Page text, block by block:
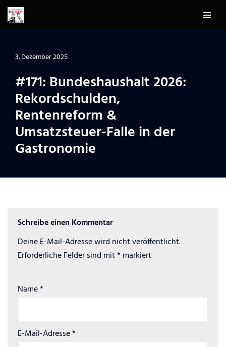
Zum
springen
3. Dezember 2025
#171: Bundeshaushalt 2026:
Rekordschulden,
Rentenreform &
Umsatzsteuer-Falle in der
Gastronomie
Schreibe einen Kommentar
Deine E-Mail-Adresse wird nicht veröffentlicht.
Erforderliche Felder sind mit* markiert
Name*
E-Mail-Adresse*